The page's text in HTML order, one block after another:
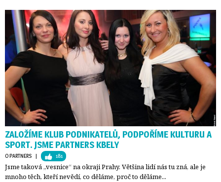
ZALOŽÍME KLUB PODNIKATELŮ, PODPOŘÍME KULTURU A
SPORT. JSME PARTNERS KBELY
O PARTNERS | 181
Jsme taková „vesnice“ na okraji Prahy. Většina lidí nás tu zná, ale je
mnoho těch, kteří nevědí, co děláme, proč to děláme...